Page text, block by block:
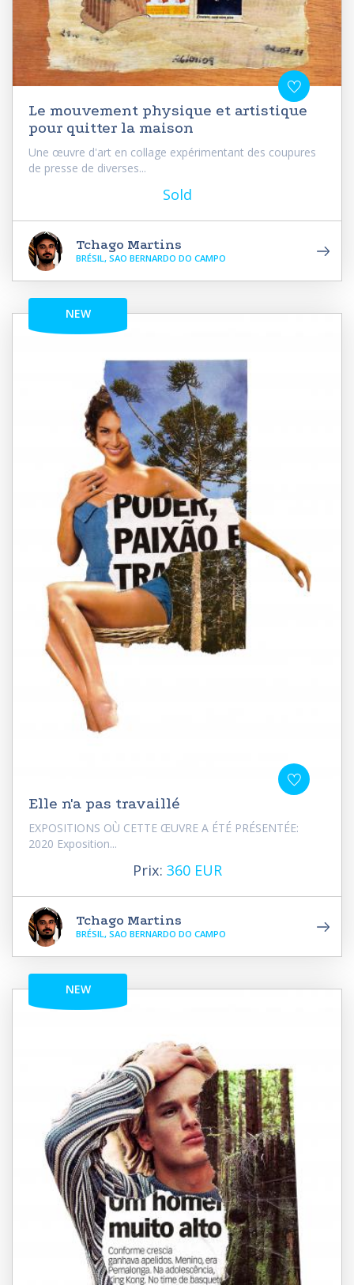
Le mouvement physique et artistique
pour quitter la maison
Une œuvre d'art en collage expérimentant des coupures
de presse de diverses...
Sold
Tchago Martins
BRÉSIL, SAO BERNARDO DO CAMPO
NEW
Elle n'a pas travaillé
EXPOSITIONS OÙ CETTE ŒUVRE A ÉTÉ PRÉSENTÉE:
2020 Exposition...
Prix: 360 EUR
Tchago Martins
BRÉSIL, SAO BERNARDO DO CAMPO
NEW